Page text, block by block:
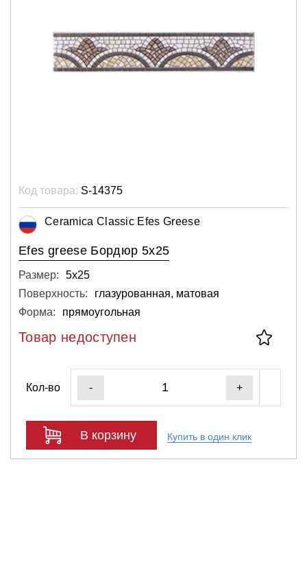
Код товара: S-14375
Ceramica Classic Efes Greese
Efes greese Бордюр 5x25
Размер:
5х25
Поверхность:
глазурованная, матовая
Форма:
прямоугольная
Товар недоступен
Кол-во - +
В корзину Купить в один клик